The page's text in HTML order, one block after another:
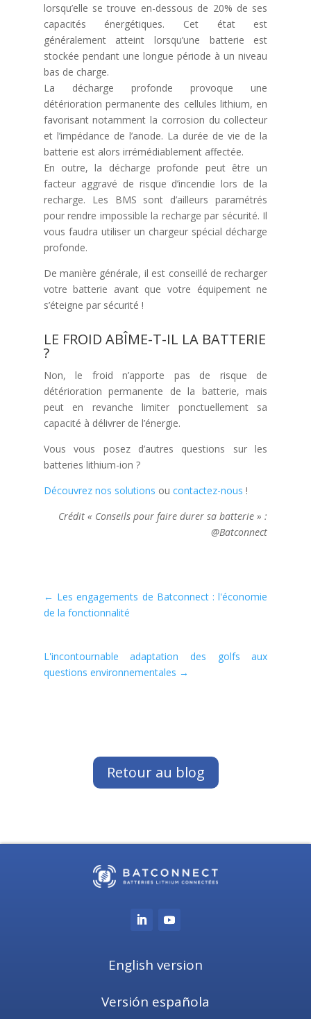
lorsqu’elle se trouve en-dessous de 20% de ses
capacités énergétiques. Cet état est
généralement atteint lorsqu’une batterie est
stockée pendant une longue période à un niveau
bas de charge.
La décharge profonde provoque une
détérioration permanente des cellules lithium, en
favorisant notamment la corrosion du collecteur
et l’impédance de l’anode. La durée de vie de la
batterie est alors irrémédiablement affectée.
En outre, la décharge profonde peut être un
facteur aggravé de risque d’incendie lors de la
recharge. Les BMS sont d’ailleurs paramétrés
pour rendre impossible la recharge par sécurité. Il
vous faudra utiliser un chargeur spécial décharge
profonde.
De manière générale, il est conseillé de recharger
votre batterie avant que votre équipement ne
s’éteigne par sécurité !
LE FROID ABÎME-T-IL LA BATTERIE
?
Non, le froid n’apporte pas de risque de
détérioration permanente de la batterie, mais
peut en revanche limiter ponctuellement sa
capacité à délivrer de l’énergie.
Vous vous posez d’autres questions sur les
batteries lithium-ion ?
Découvrez nos solutions ou contactez-nous !
Crédit « Conseils pour faire durer sa batterie » :
@Batconnect
← Les engagements de Batconnect : l'économie
de la fonctionnalité
L'incontournable adaptation des golfs aux
questions environnementales →
Retour au blog
English version
Versión española